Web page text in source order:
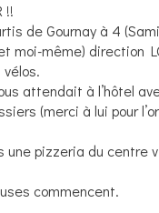
!!
de Gournay à 4
moi-même) direction
attendait à l’hôtel
(merci à lui pour
une pizzeria du centre
commencent.